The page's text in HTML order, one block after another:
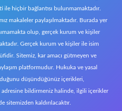
ile hiçbir bağlantısı bulunmamaktadır.
makaleler paylaşılmaktadır. Burada yer
olup, gerçek kurum ve kişiler
Gerçek kurum ve kişiler ile isim
Sitemiz, kar amacı gütmeyen ve
platformudur. Hukuka ve yasal
düşündüğünüz içerikleri,
adresine bildirmeniz halinde, ilgili içerikler
sitemizden kaldırılacaktır.